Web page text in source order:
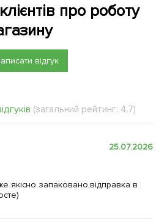
про роботу
відгук
(загальний рейтинг: 4.7)
25.07.2026
якісно запаковано,відправка в